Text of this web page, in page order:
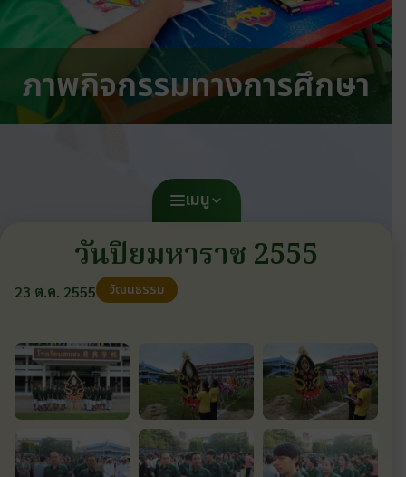
ภาพกิจกรรมทางการศึกษา
เมนู
วันปิยมหาราช 2555
23 ต.ค. 2555 วัฒนธรรม